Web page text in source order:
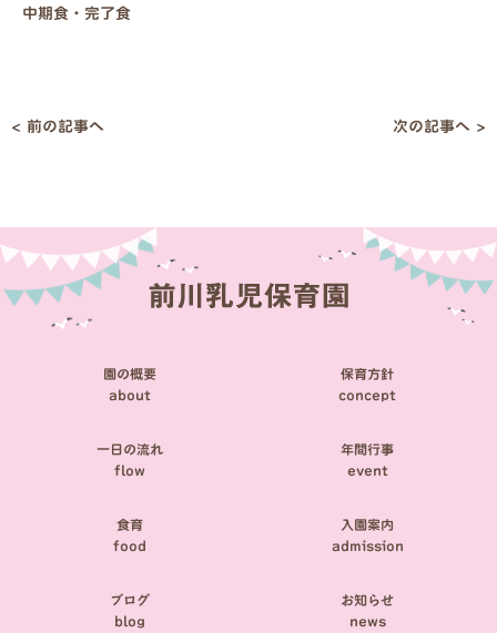
中期食・完了食
投
< 前の記事へ 次の記事へ >
園の概要
about
保育方針
concept
一日の流れ
flow
年間行事
event
食育
food
入園案内
admission
ブログ
blog
お知らせ
news